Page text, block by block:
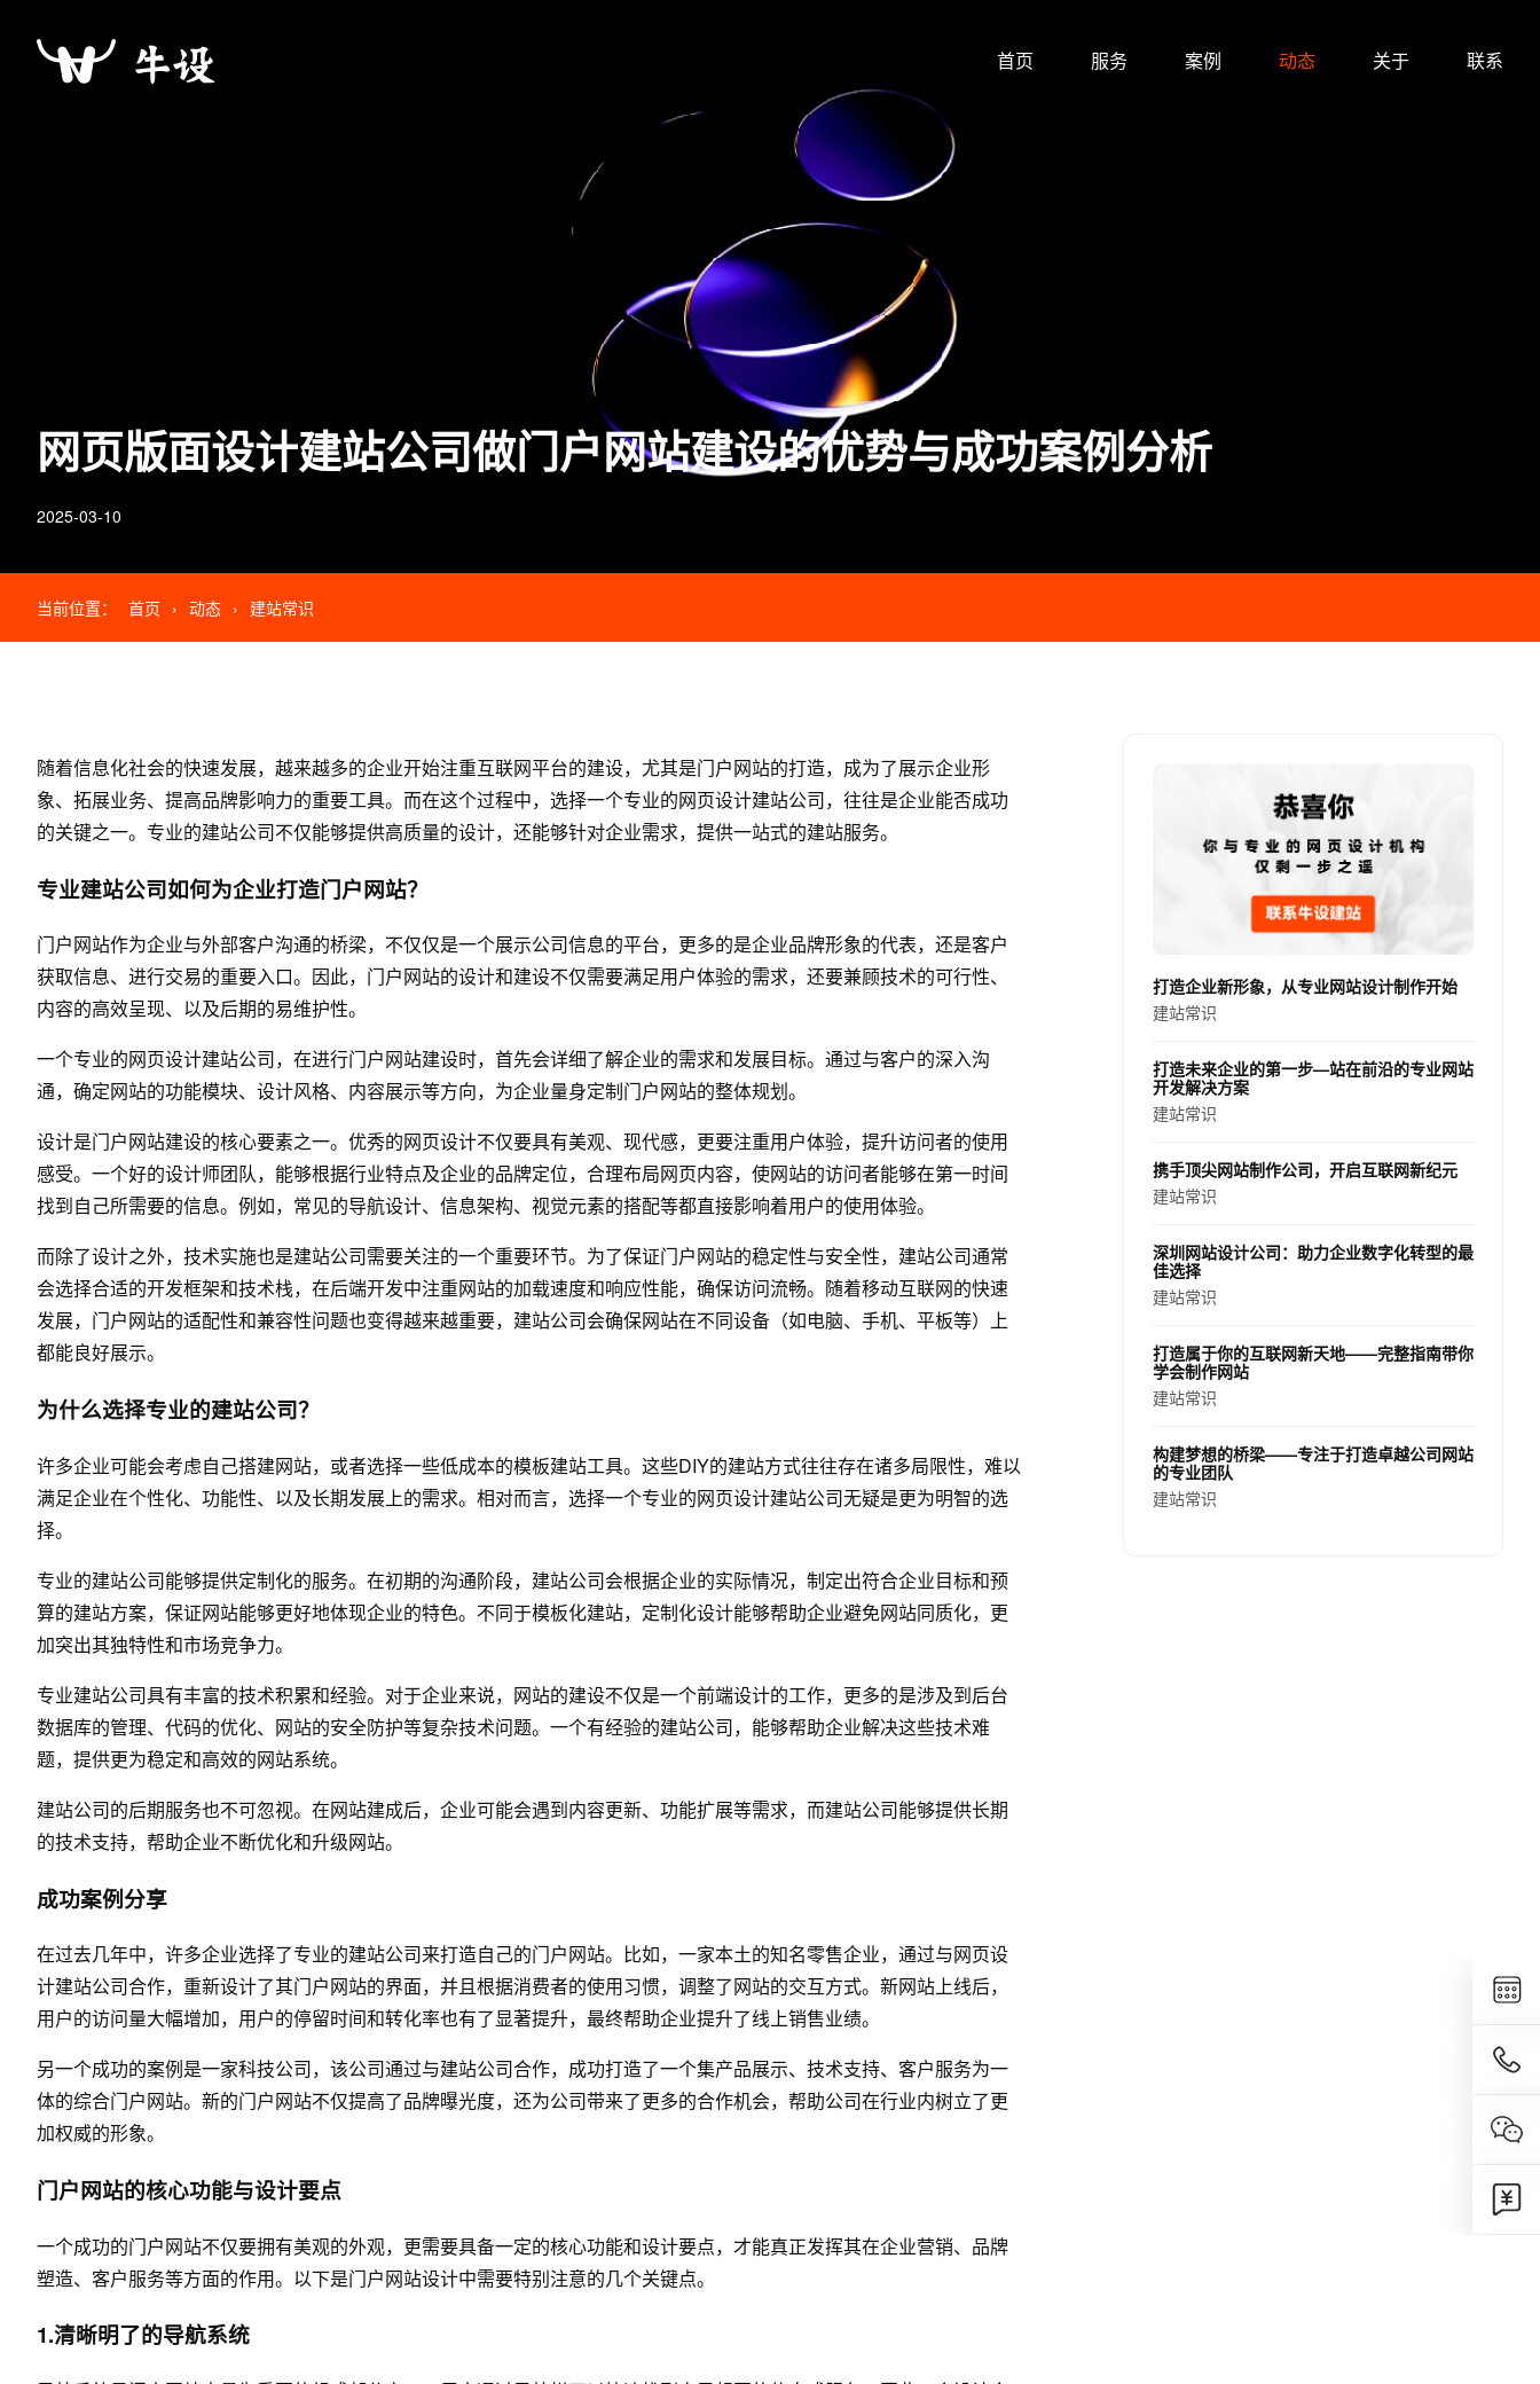
首页 服务 案例 动态 关于 联系
网页版面设计建站公司做门户网站建设的优势与成功案例分析
2025-03-10
当前位置： 首页 › 动态 › 建站常识
打造企业新形象，从专业网站设计制作开始
建站常识
打造未来企业的第一步—站在前沿的专业网站
开发解决方案
建站常识
携手顶尖网站制作公司，开启互联网新纪元
建站常识
深圳网站设计公司：助力企业数字化转型的最
佳选择
建站常识
打造属于你的互联网新天地——完整指南带你
学会制作网站
建站常识
构建梦想的桥梁——专注于打造卓越公司网站
的专业团队
建站常识
随着信息化社会的快速发展，越来越多的企业开始注重互联网平台的建设，尤其是门户网站的打造，成为了展示企业形
象、拓展业务、提高品牌影响力的重要工具。而在这个过程中，选择一个专业的网页设计建站公司，往往是企业能否成功
的关键之一。专业的建站公司不仅能够提供高质量的设计，还能够针对企业需求，提供一站式的建站服务。
专业建站公司如何为企业打造门户网站？
门户网站作为企业与外部客户沟通的桥梁，不仅仅是一个展示公司信息的平台，更多的是企业品牌形象的代表，还是客户
获取信息、进行交易的重要入口。因此，门户网站的设计和建设不仅需要满足用户体验的需求，还要兼顾技术的可行性、
内容的高效呈现、以及后期的易维护性。
一个专业的网页设计建站公司，在进行门户网站建设时，首先会详细了解企业的需求和发展目标。通过与客户的深入沟
通，确定网站的功能模块、设计风格、内容展示等方向，为企业量身定制门户网站的整体规划。
设计是门户网站建设的核心要素之一。优秀的网页设计不仅要具有美观、现代感，更要注重用户体验，提升访问者的使用
感受。一个好的设计师团队，能够根据行业特点及企业的品牌定位，合理布局网页内容，使网站的访问者能够在第一时间
找到自己所需要的信息。例如，常见的导航设计、信息架构、视觉元素的搭配等都直接影响着用户的使用体验。
而除了设计之外，技术实施也是建站公司需要关注的一个重要环节。为了保证门户网站的稳定性与安全性，建站公司通常
会选择合适的开发框架和技术栈，在后端开发中注重网站的加载速度和响应性能，确保访问流畅。随着移动互联网的快速
发展，门户网站的适配性和兼容性问题也变得越来越重要，建站公司会确保网站在不同设备（如电脑、手机、平板等）上
都能良好展示。
为什么选择专业的建站公司？
许多企业可能会考虑自己搭建网站，或者选择一些低成本的模板建站工具。这些DIY的建站方式往往存在诸多局限性，难以
满足企业在个性化、功能性、以及长期发展上的需求。相对而言，选择一个专业的网页设计建站公司无疑是更为明智的选
择。
专业的建站公司能够提供定制化的服务。在初期的沟通阶段，建站公司会根据企业的实际情况，制定出符合企业目标和预
算的建站方案，保证网站能够更好地体现企业的特色。不同于模板化建站，定制化设计能够帮助企业避免网站同质化，更
加突出其独特性和市场竞争力。
专业建站公司具有丰富的技术积累和经验。对于企业来说，网站的建设不仅是一个前端设计的工作，更多的是涉及到后台
数据库的管理、代码的优化、网站的安全防护等复杂技术问题。一个有经验的建站公司，能够帮助企业解决这些技术难
题，提供更为稳定和高效的网站系统。
建站公司的后期服务也不可忽视。在网站建成后，企业可能会遇到内容更新、功能扩展等需求，而建站公司能够提供长期
的技术支持，帮助企业不断优化和升级网站。
成功案例分享
在过去几年中，许多企业选择了专业的建站公司来打造自己的门户网站。比如，一家本土的知名零售企业，通过与网页设
计建站公司合作，重新设计了其门户网站的界面，并且根据消费者的使用习惯，调整了网站的交互方式。新网站上线后，
用户的访问量大幅增加，用户的停留时间和转化率也有了显著提升，最终帮助企业提升了线上销售业绩。
另一个成功的案例是一家科技公司，该公司通过与建站公司合作，成功打造了一个集产品展示、技术支持、客户服务为一
体的综合门户网站。新的门户网站不仅提高了品牌曝光度，还为公司带来了更多的合作机会，帮助公司在行业内树立了更
加权威的形象。
门户网站的核心功能与设计要点
一个成功的门户网站不仅要拥有美观的外观，更需要具备一定的核心功能和设计要点，才能真正发挥其在企业营销、品牌
塑造、客户服务等方面的作用。以下是门户网站设计中需要特别注意的几个关键点。
1.清晰明了的导航系统